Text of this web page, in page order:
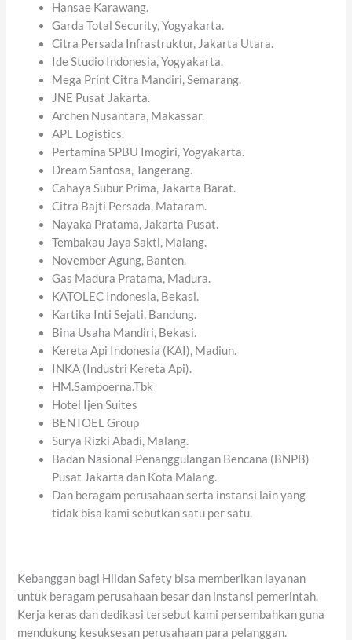
Hansae Karawang.
Garda Total Security, Yogyakarta.
Citra Persada Infrastruktur, Jakarta Utara.
Ide Studio Indonesia, Yogyakarta.
Mega Print Citra Mandiri, Semarang.
JNE Pusat Jakarta.
Archen Nusantara, Makassar.
APL Logistics.
Pertamina SPBU Imogiri, Yogyakarta.
Dream Santosa, Tangerang.
Cahaya Subur Prima, Jakarta Barat.
Citra Bajti Persada, Mataram.
Nayaka Pratama, Jakarta Pusat.
Tembakau Jaya Sakti, Malang.
November Agung, Banten.
Gas Madura Pratama, Madura.
KATOLEC Indonesia, Bekasi.
Kartika Inti Sejati, Bandung.
Bina Usaha Mandiri, Bekasi.
Kereta Api Indonesia (KAI), Madiun.
INKA (Industri Kereta Api).
HM.Sampoerna.Tbk
Hotel Ijen Suites
BENTOEL Group
Surya Rizki Abadi, Malang.
Badan Nasional Penanggulangan Bencana (BNPB)
Pusat Jakarta dan Kota Malang.
Dan beragam perusahaan serta instansi lain yang
tidak bisa kami sebutkan satu per satu.
Kebanggan bagi Hildan Safety bisa memberikan layanan
untuk beragam perusahaan besar dan instansi pemerintah.
Kerja keras dan dedikasi tersebut kami persembahkan guna
mendukung kesuksesan perusahaan para pelanggan.